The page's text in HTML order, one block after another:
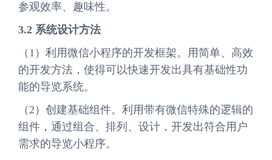
参观效率、趣味性。
3.2 系统设计方法
（1）利用微信小程序的开发框架。用简单、高效
的开发方法，使得可以快速开发出具有基础性功
能的导览系统。
（2）创建基础组件。利用带有微信特殊的逻辑的
组件，通过组合、排列、设计，开发出符合用户
需求的导览小程序。